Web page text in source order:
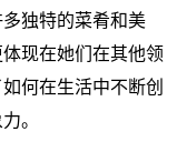
独特的菜肴和美
现在她们在其他领
何在生活中不断创
。